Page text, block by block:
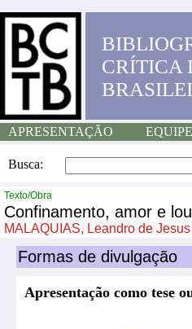
CRÍTICA
APRESENTAÇÃO EQUIPE
Busca:
Texto/Obra
Confinamento, amor e
MALAQUIAS, Leandro de Jesus
Formas de divulgação
Apresentação como tese